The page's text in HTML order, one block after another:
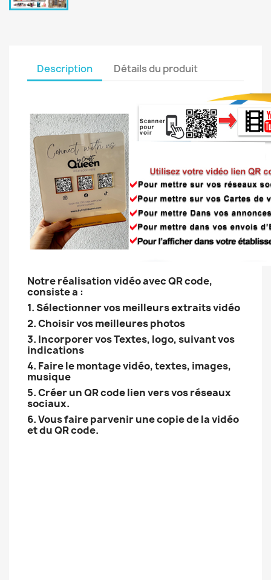
Description Détails du produit
Notre réalisation vidéo avec QR code,
consiste a :
1. Sélectionner vos meilleurs extraits vidéo
2. Choisir vos meilleures photos
3. Incorporer vos Textes, logo, suivant vos
indications
4. Faire le montage vidéo, textes, images,
musique
5. Créer un QR code lien vers vos réseaux
sociaux.
6. Vous faire parvenir une copie de la vidéo
et du QR code.